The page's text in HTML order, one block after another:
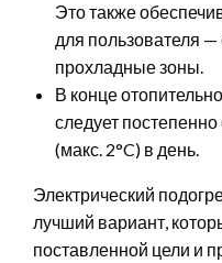
Это также
для пользователя —
прохладные зоны.
В конце
следует
(макс. 2°C) в день.
Электрический
лучший вариант,
поставленной цели и